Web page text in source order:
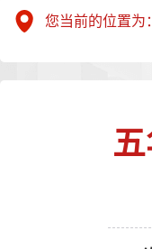
您当前的位置为：